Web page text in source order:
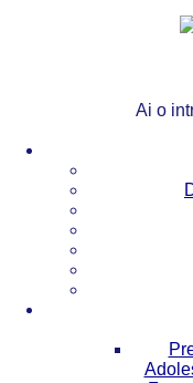
Ai o